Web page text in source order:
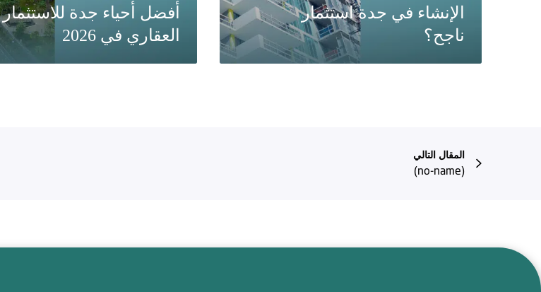
الإنشاء في جدة استثمار
ناجح؟
أفضل أحياء جدة للاستثمار
العقاري في 2026
المقال التالي
(no-name)